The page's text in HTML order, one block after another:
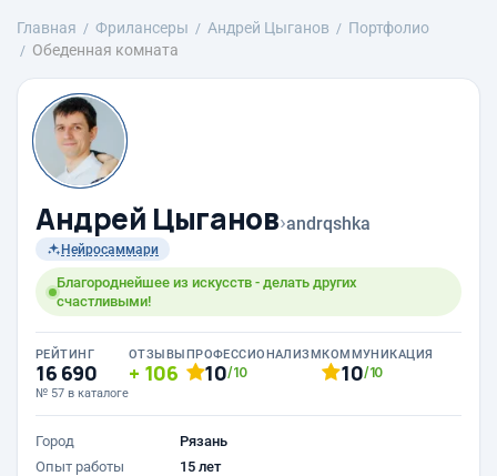
Главная Фрилансеры Андрей Цыганов
Портфолио
Обеденная комната
Андрей Цыганов›andrqshka
Нейросаммари
Благороднейшее из искусств - делать других
счастливыми!
РЕЙТИНГ
16 690
№ 57 в каталоге
ОТЗЫВЫ
106
ПРОФЕССИОНАЛИЗМ
10/10
КОММУНИКАЦИЯ
10/10
Город
Рязань
Опыт работы
15 лет